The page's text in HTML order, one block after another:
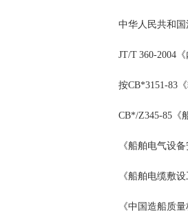
中华人民共和国
JT/T 360-2004《
按CB*3151-83
CB*/Z345-85
《船舶电气设备
《船舶电缆敷设
《中国造船质量